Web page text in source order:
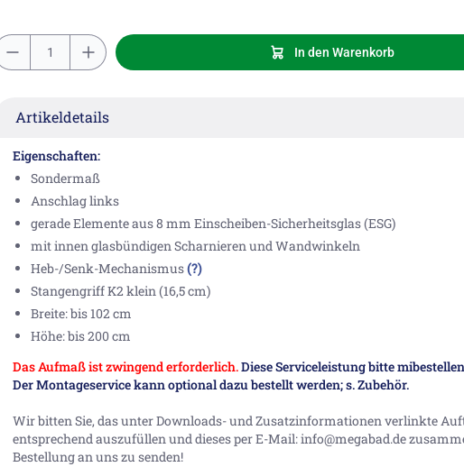
In den Warenkorb
Artikeldetails
Eigenschaften:
Sondermaß
Anschlag links
gerade Elemente aus 8 mm Einscheiben-Sicherheitsglas (ESG)
mit innen glasbündigen Scharnieren und Wandwinkeln
Heb-/Senk-Mechanismus(?)
Stangengriff K2 klein (16,5 cm)
Breite: bis 102 cm
Höhe: bis 200 cm
Das Aufmaß ist zwingend erforderlich.Diese Serviceleistung bitte
Der Montageservice kann optional dazu bestellt werden; s. Zubehör.
Wir bitten Sie, das unter Downloads- und Zusatzinformationen verlinkte
entsprechend auszufüllen und dieses per E-Mail: info@megabad.de
Bestellung an uns zu senden!